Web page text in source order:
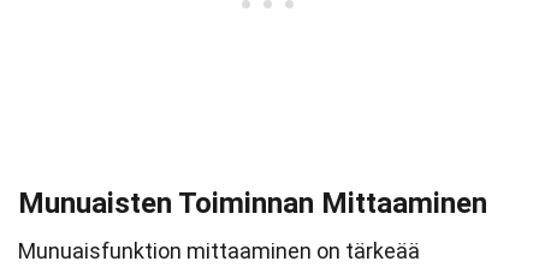
Munuaisten Toiminnan Mittaaminen
Munuaisfunktion mittaaminen on tärkeää